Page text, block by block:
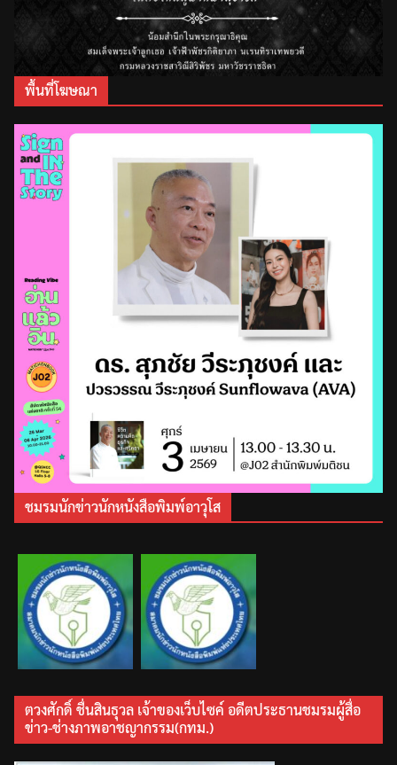
พื้นที่โฆษณา
ชมรมนักข่าวนักหนังสือพิมพ์อาวุโส
ตวงศักดิ์ ชื่นสินธุวล เจ้าของเว็บไซค์ อดีตประธานชมรมผู้สื่อ
ข่าว-ช่างภาพอาชญากรรม(กทม.)